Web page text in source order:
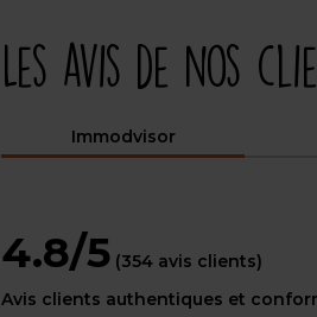
Les avis de nos
Immodvisor
4.8/5 (354 avis clients)
Avis clients authentiques et